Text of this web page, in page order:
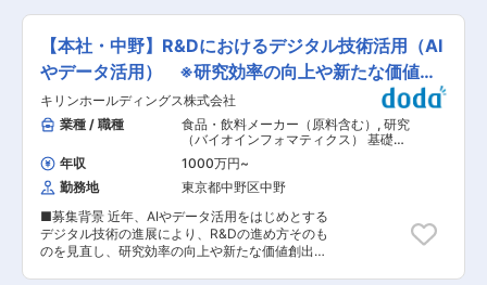
める業務
（所長）候補を募集しています。食品分析や水質
検査を通じて、消費者の健康と安全を確保する重
要な役割を担っていただきます。最新の分析機器
を使用し、正確なデータを提供することで、社会
貢献を実感できる職場です。検査スタッフのマネ
ジメントもお任せします。 ■職務内容： ・食品
や飲料水の細菌検査・栄養成分検査 ・食品製造用
水の水質検査 ・工場排水や土壌の分析 ・公衆浴
場やプール水の水質検査 ・各種分析機器の操作と
データ管理 ＜職務詳細＞ ・ご担当いただくエリ
アは主に、宮城、山形となります。 ・2か月に1回
程度、サンプル回収や企業訪問での出張が発生い
たしますが、基本的には日帰りの出張となりま
す。 ・直近は、機械系などの企業様の工場排水な
どの依頼が増加しており、幅広いが業界との取引
がございます。 ■組織体制： 社員7名、パート1
【本社・中野】R&Dにおけるデジタル技術活用（AI
やデータ活用） ※研究効率の向上や新たな価値創
出
キリンホールディングス株式会社
業種 / 職種
食品・飲料メーカー（原料含む） , 研究
（バイオインフォマティクス） 基礎・
応用研究（食品原料・機能性素材物質
原料）
年収 1000万円~
勤務地
東京都中野区中野
■募集背景 近年、AIやデータ活用をはじめとする
デジタル技術の進展により、R&Dの進め方そのも
のを見直し、研究効率の向上や新たな価値創出に